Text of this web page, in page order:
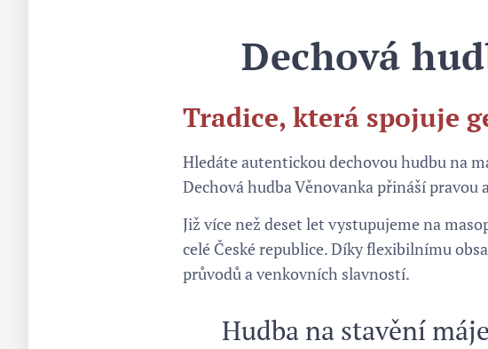
🎺 Dechová
Tradice, která spojuje
Hledáte autentickou dechovou hudbu na
Dechová hudba Věnovanka přináší
Již více než deset let vystupujeme na
celé České republice. Díky flexibilnímu
průvodů a venkovních slavností.
🌷 Hudba na stavění máje